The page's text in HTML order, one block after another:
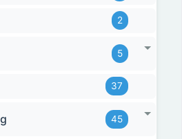
2
5
37
45